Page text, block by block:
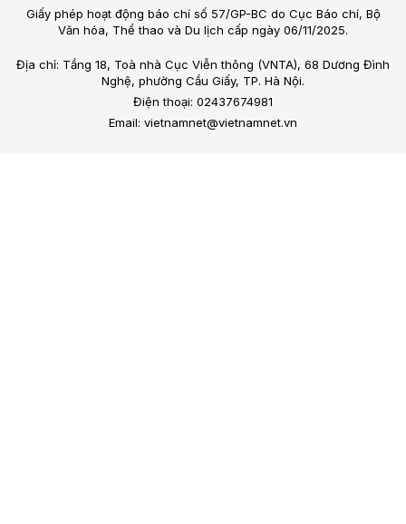
Giấy phép hoạt động báo chí số 57/GP-BC do Cục Báo chí, Bộ
Văn hóa, Thể thao và Du lịch cấp ngày 06/11/2025.
Địa chỉ: Tầng 18, Toà nhà Cục Viễn thông (VNTA), 68 Dương Đình
Nghệ, phường Cầu Giấy, TP. Hà Nội.
Điện thoại: 02437674981
Email: vietnamnet@vietnamnet.vn